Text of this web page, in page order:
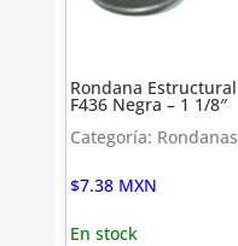
Rondana Estructural
F436 Negra – 1 1/8″
Categoría: Rondanas
$7.38 MXN
En stock